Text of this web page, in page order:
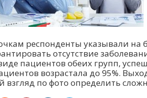
респонденты указывали на
отсутствие
пациентов обеих групп,
возрастала до 95%.
по фото определить